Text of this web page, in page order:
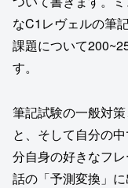
なC1レヴェルの筆
課題について
す。
筆記試験の一般対
と、そして自分の
分自身の好きなフ
話の「予測変換」